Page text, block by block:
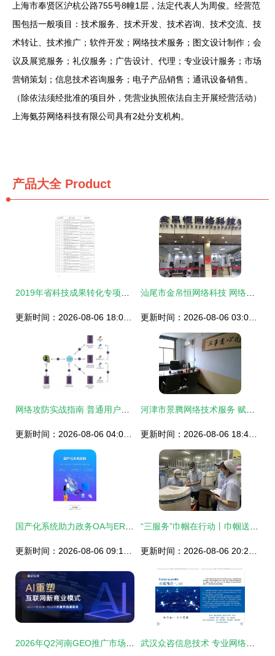
上海市奉贤区沪杭公路755号8幢1层，法定代表人为周俊。经营范
围包括一般项目：技术服务、技术开发、技术咨询、技术交流、技
术转让、技术推广；软件开发；网络技术服务；图文设计制作；会
议及展览服务；礼仪服务；广告设计、代理；专业设计服务；市场
营销策划；信息技术咨询服务；电子产品销售；通讯设备销售。
（除依法须经批准的项目外，凭营业执照依法自主开展经营活动）
上海氨芬网络科技有限公司具有2处分支机构。
产品大全Product